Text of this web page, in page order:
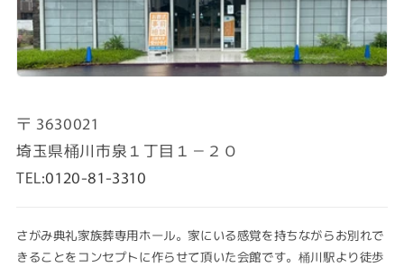
シ
〒 3630021
埼玉県桶川市泉１丁目１－２０
TEL:0120-81-3310
さがみ典礼家族葬専用ホール。家にいる感覚を持ちながらお別れで
きることをコンセプトに作らせて頂いた会館です。桶川駅より徒歩